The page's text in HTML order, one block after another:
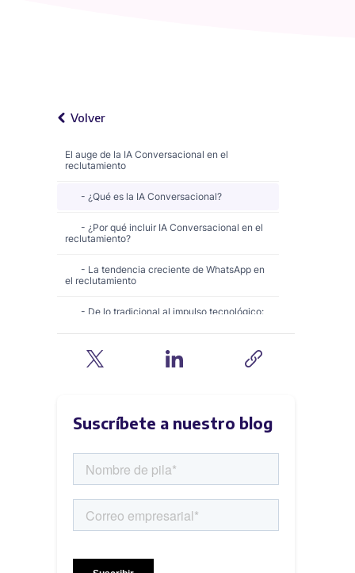
Volver
El auge de la IA Conversacional en el
reclutamiento
¿Qué es la IA Conversacional?
¿Por qué incluir IA Conversacional en el
reclutamiento?
La tendencia creciente de WhatsApp en
el reclutamiento
De lo tradicional al impulso tecnológico:
Análisis profundo: Métodos tradicionales
de reclutamiento
Evaluando la efectividad en el contexto
WhatsApp/IA Conversacional para el
reclutamiento: Un cambio radical
Suscríbete a nuestro blog